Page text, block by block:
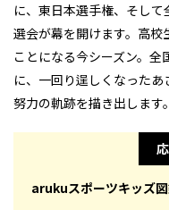
に、東日本選手権、そし
選会が幕を開けます。高校
ことになる今シーズン。
に、一回り逞しくなった
努力の軌跡を描き出します。
arukuスポーツキッズ